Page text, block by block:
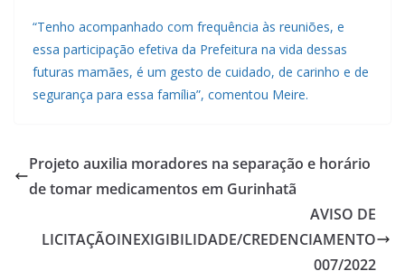
“Tenho acompanhado com frequência às reuniões, e
essa participação efetiva da Prefeitura na vida dessas
futuras mamães, é um gesto de cuidado, de carinho e de
segurança para essa família”, comentou Meire.
Projeto auxilia moradores na separação e horário
de tomar medicamentos em Gurinhatã
AVISO DE
LICITAÇÃOINEXIGIBILIDADE/CREDENCIAMENTO
007/2022